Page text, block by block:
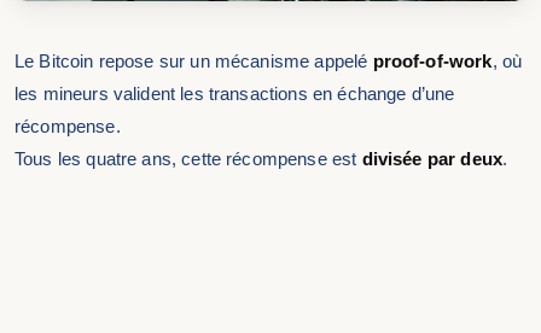
Le Bitcoin repose sur un mécanisme appelé proof-of-work, où
les mineurs valident les transactions en échange d’une
récompense.
Tous les quatre ans, cette récompense est divisée par deux.